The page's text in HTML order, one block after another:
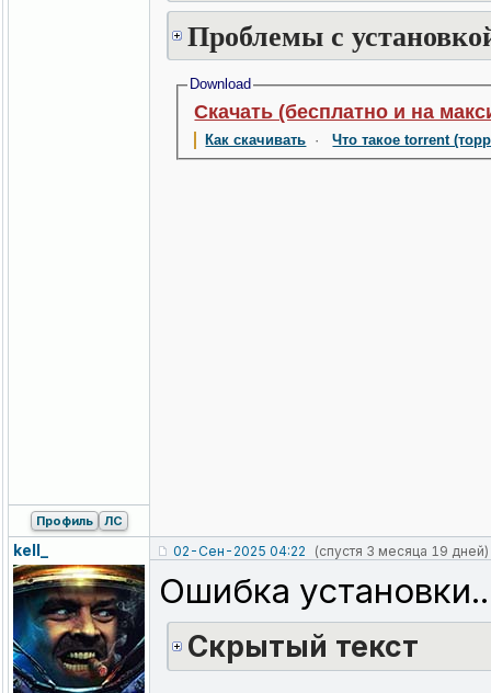
Проблемы с
Download
Скачать (бесплатно и на
Как скачивать ·Что такое torrent
Профиль ЛС
kell_ 02-Сен-2025 04:22 (спустя 3 месяца 19 дней)
Ошибка
Cкрытый текст